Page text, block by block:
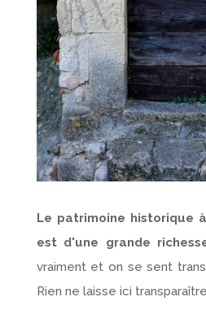
Le patrimoine historique
est d'une grande
vraiment et on se sent
Rien ne laisse ici